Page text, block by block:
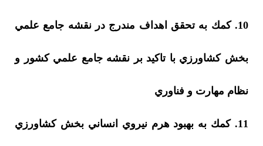
10. کمك به تحقق اهداف مندرج در نقشه جامع علمي
بخش كشاورزي با تاكيد بر نقشه جامع علمي كشور و
نظام مهارت و فناوري
11. كمك به بهبود هرم نيروي انساني بخش كشاورزي